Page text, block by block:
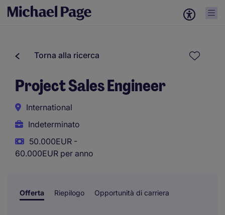
Torna alla ricerca
Project Sales Engineer
International
Indeterminato
50.000EUR -
60.000EUR per anno
Offerta Riepilogo Opportunità di carriera